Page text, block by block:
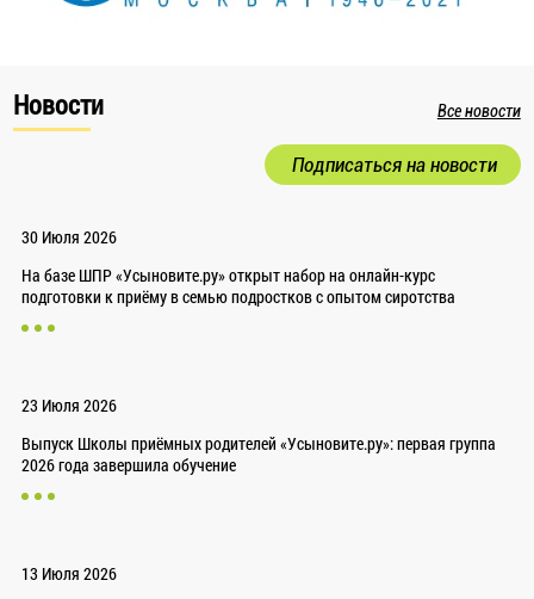
Новости Все новости
Подписаться на новости
30 Июля 2026
На базе ШПР «Усыновите.ру» открыт набор на онлайн-курс
подготовки к приёму в семью подростков с опытом сиротства
23 Июля 2026
Выпуск Школы приёмных родителей «Усыновите.ру»: первая группа
2026 года завершила обучение
13 Июля 2026